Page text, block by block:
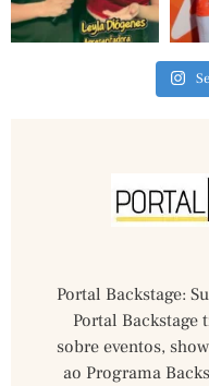
Portal Backstage:
Portal Backstage
sobre eventos,
ao Programa